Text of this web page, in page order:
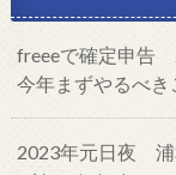
freeeで確定申告
今年まずやるべき
2023年元日夜